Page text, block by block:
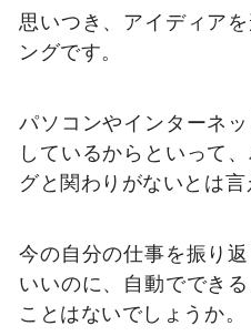
思いつき、アイディア
ングです。
パソコンやインターネ
しているからといって
グと関わりがないとは言
今の自分の仕事を振り
いいのに、自動ででき
ことはないでしょうか。